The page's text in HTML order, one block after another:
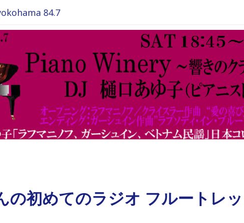
84.7
の初めてのラジオ フルートレ